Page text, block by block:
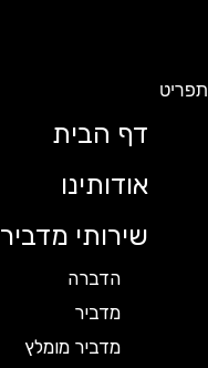
תפריט
דף הבית
אודותינו
שירותי מדביר
הדברה
מדביר
מדביר מומלץ